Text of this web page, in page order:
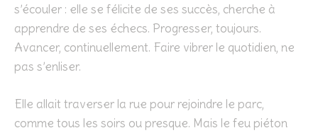
s’écouler : elle se félicite de ses succès, cherche à
apprendre de ses échecs. Progresser, toujours.
Avancer, continuellement. Faire vibrer le quotidien, ne
pas s’enliser.
Elle allait traverser la rue pour rejoindre le parc,
comme tous les soirs ou presque. Mais le feu piéton